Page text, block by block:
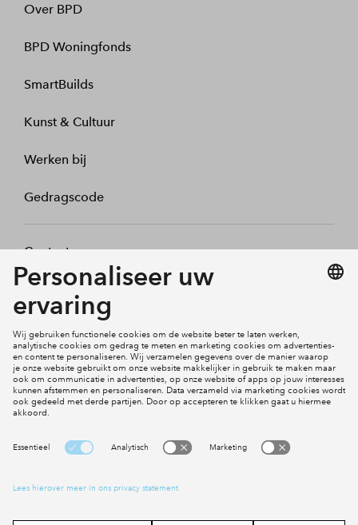
Over BPD
BPD Woningfonds
SmartBuilds
Kunst & Cultuur
Werken bij
Gedragscode
Contact
Mijn profiel
Social Media
Cookies